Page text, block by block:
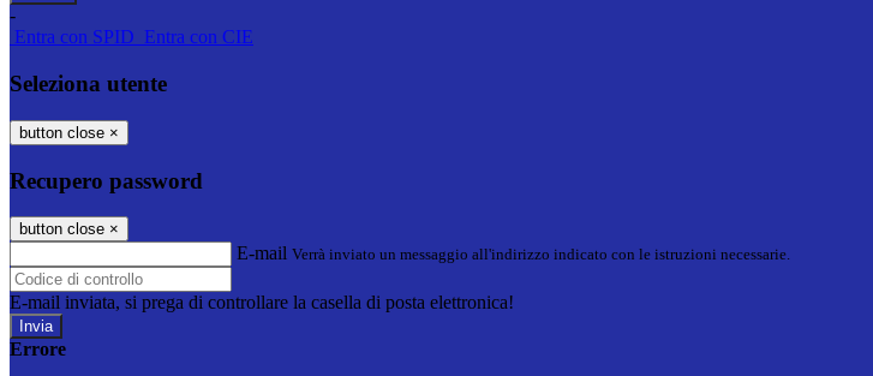
-
Entra con SPID Entra con CIE
Seleziona utente
button close ×
Recupero password
button close ×
E-mail Verrà inviato un messaggio all'indirizzo indicato con le istruzioni necessarie.
E-mail inviata, si prega di controllare la casella di posta elettronica!
Errore